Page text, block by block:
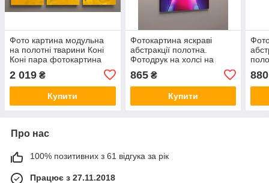
Фото картина модульна
на полотні тварини Коні
Коні пара фотокартина
2 019 ₴
Купити
Фотокартина яскраві
абстракції полотна.
Фотодрук на холсі на
модульну картину із
доставкою. VE
865₴
Купити
VE
880
Про нас
100% позитивних з 61 відгука за рік
Працює з 27.11.2018